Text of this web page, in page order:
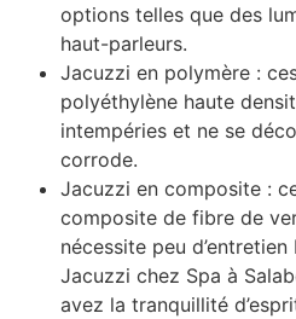
options telles que des
haut-parleurs.
Jacuzzi en polymère :
polyéthylène haute
intempéries et ne se
corrode.
Jacuzzi en composite :
composite de fibre de
nécessite peu
Jacuzzi chez Spa à
avez la tranquillité